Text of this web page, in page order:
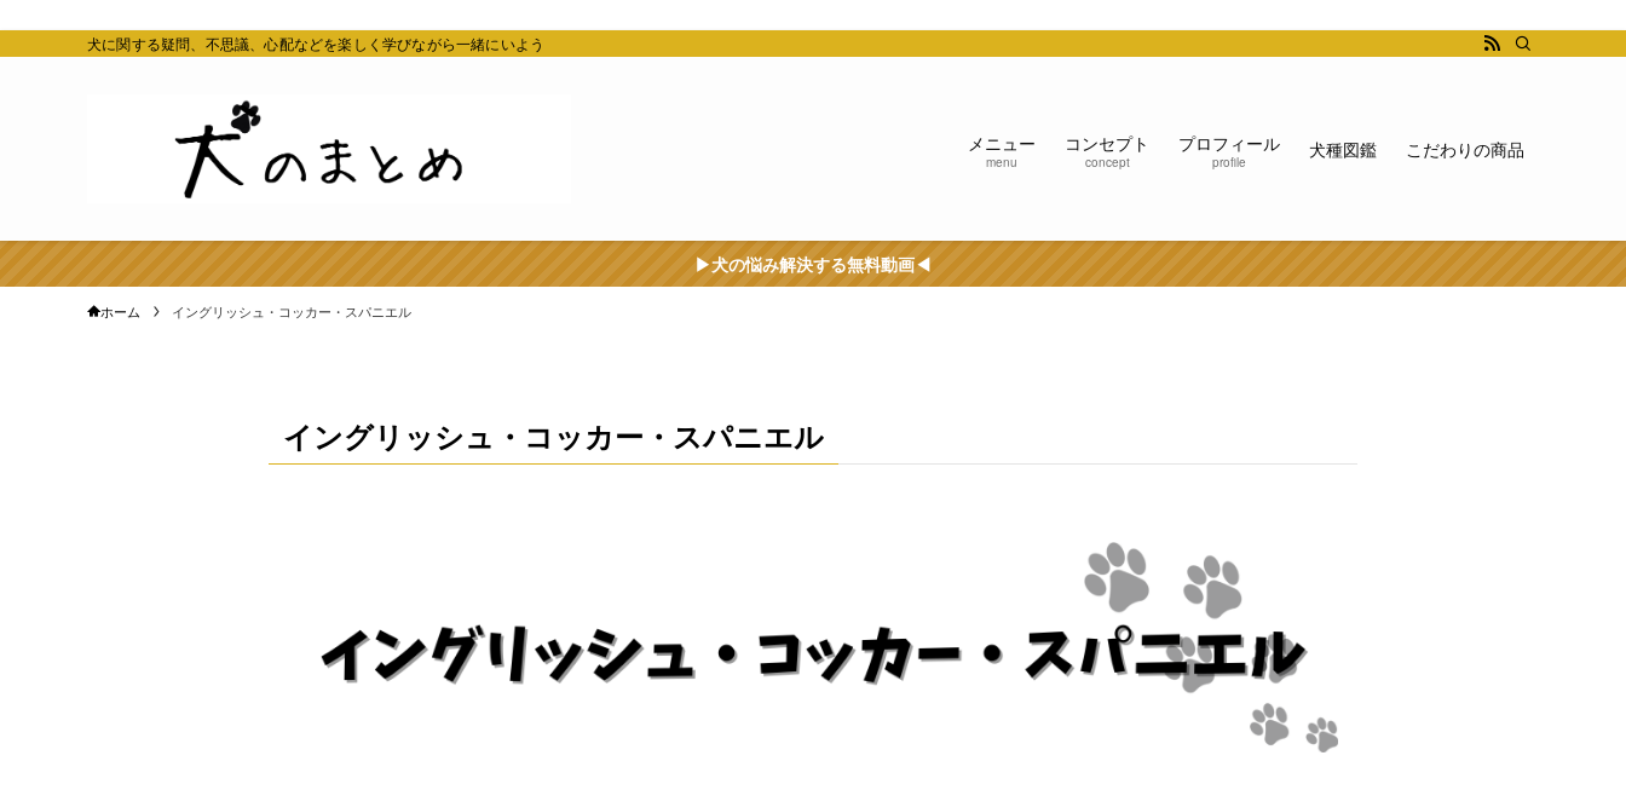
犬に関する疑問、不思議、心配などを楽しく学びながら一緒にいよう
メニュー
menu
コンセプト
concept
プロフィール
profile
犬種図鑑 こだわりの商品
▶︎犬の悩み解決する無料動画◀︎
ホーム イングリッシュ・コッカー・スパニエル
イングリッシュ・コッカー・スパニエル